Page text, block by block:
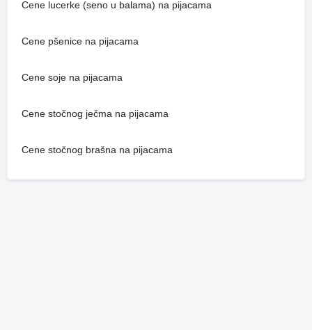
Cene lucerke (seno u balama) na pijacama
Cene pšenice na pijacama
Cene soje na pijacama
Cene stočnog ječma na pijacama
Cene stočnog brašna na pijacama